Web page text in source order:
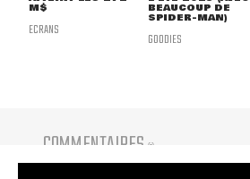
M$
ECRANS
BEAUCOUP DE
SPIDER-MAN)
GOODIES
COMMENTAIRES (0)